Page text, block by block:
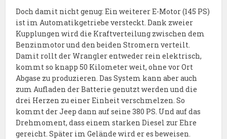
Doch damit nicht genug: Ein weiterer E-Motor (145 PS)
ist im Automatikgetriebe versteckt. Dank zweier
Kupplungen wird die Kraftverteilung zwischen dem
Benzinmotor und den beiden Stromern verteilt.
Damit rollt der Wrangler entweder rein elektrisch,
kommt so knapp 50 Kilometer weit, ohne vor Ort
Abgase zu produzieren. Das System kann aber auch
zum Aufladen der Batterie genutzt werden und die
drei Herzen zu einer Einheit verschmelzen. So
kommt der Jeep dann auf seine 380 PS. Und auf das
Drehmoment, dass einem starken Diesel zur Ehre
gereicht. Später im Gelände wird er es beweisen.